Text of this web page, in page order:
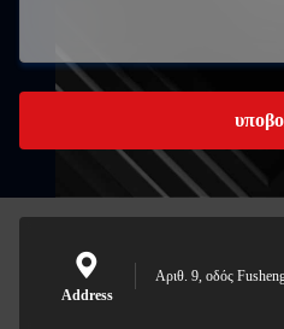
Address
Αριθ. 9, οδός